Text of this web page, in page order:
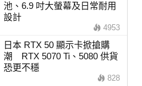
池、6.9 吋大螢幕及日常耐用
設計
4953
日本 RTX 50 顯示卡掀搶購
潮 RTX 5070 Ti、5080 供貨
恐更不穩
828